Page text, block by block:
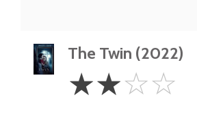
The Twin (2022)
Stars
☆☆☆☆